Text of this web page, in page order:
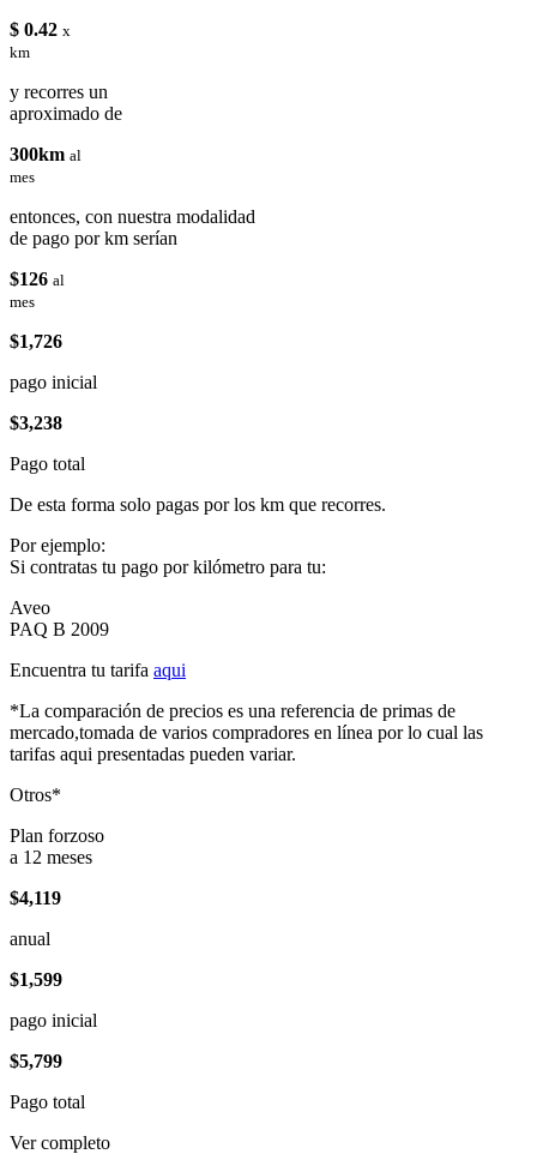
$ 0.42 x
km
y recorres un
aproximado de
300km al
mes
entonces, con nuestra modalidad
de pago por km serían
$126 al
mes
$1,726
pago inicial
$3,238
Pago total
De esta forma solo pagas por los km que recorres.
Por ejemplo:
Si contratas tu pago por kilómetro para tu:
Aveo
PAQ B 2009
Encuentra tu tarifa aqui
*La comparación de precios es una referencia de primas de
mercado,tomada de varios compradores en línea por lo cual las
tarifas aqui presentadas pueden variar.
Otros*
Plan forzoso
a 12 meses
$4,119
anual
$1,599
pago inicial
$5,799
Pago total
Ver completo